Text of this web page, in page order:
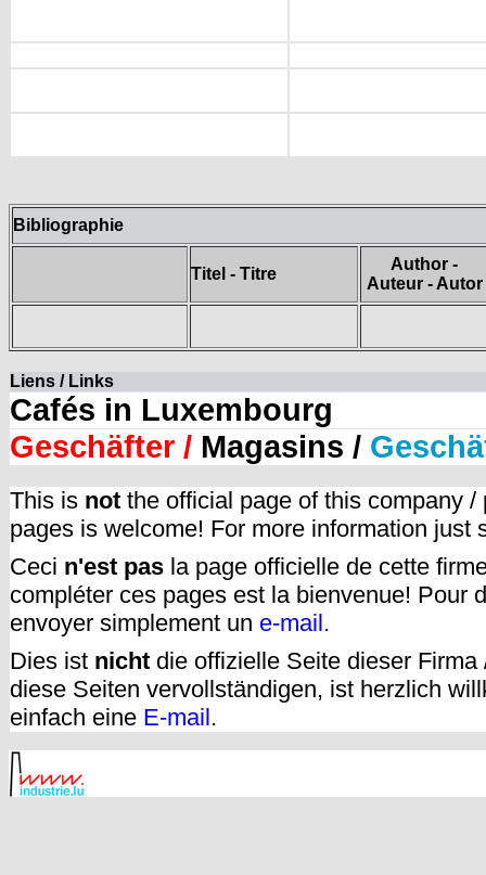
Bibliographie
Titel - Titre
Author -
Auteur - Autor
Liens / Links
Cafés in Luxembourg
Geschäfter / Magasins /
This is not the official page of this company
pages is welcome! For more information just
Ceci n'est pas la page officielle de cette
compléter ces pages est la bienvenue! Pour
envoyer simplement un e-mail.
Dies ist nicht die offizielle Seite dieser
diese Seiten vervollständigen, ist herzlich
einfach eine E-mail.